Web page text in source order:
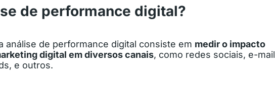
de performance digital?
análise de performance digital consiste em medir o impacto
digital em diversos canais, como redes sociais, e-mail
e outros.